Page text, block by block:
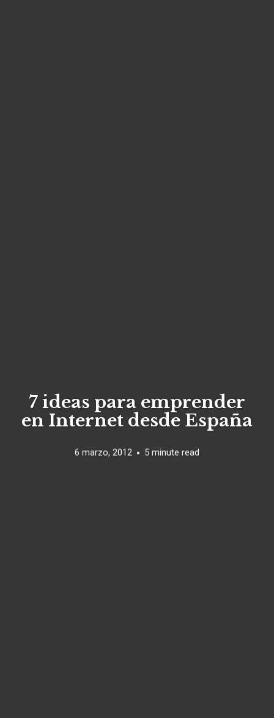
7 ideas para emprender
en Internet desde España
6 marzo, 2012 5 minute read